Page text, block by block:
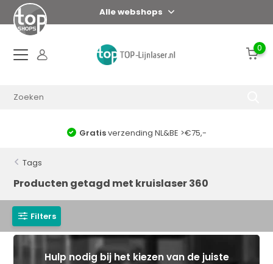
Alle webshops
0
Gratisverzending NL&BE >€75,-
Tags
Producten getagd met kruislaser 360
Filters
Hulp nodig bij het kiezen van de juiste